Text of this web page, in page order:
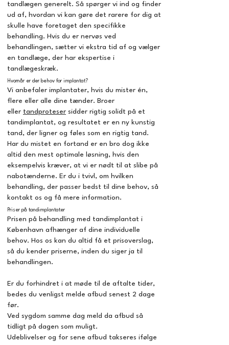
tandlægen generelt. Så spørger vi ind og finder
ud af, hvordan vi kan gøre det rarere for dig at
skulle have foretaget den specifikke
behandling. Hvis du er nervøs ved
behandlingen, sætter vi ekstra tid af og vælger
en tandlæge, der har ekspertise i
tandlægeskræk.
Hvornår er der behov for implantat?
Vi anbefaler implantater, hvis du mister én,
flere eller alle dine tænder. Broer
eller tandprotesersidder rigtig solidt på et
tandimplantat, og resultatet er en ny kunstig
tand, der ligner og føles som en rigtig tand.
Har du mistet en fortand er en bro dog ikke
altid den mest optimale løsning, hvis den
eksempelvis kræver, at vi er nødt til at slibe på
nabotænderne. Er du i tvivl, om hvilken
behandling, der passer bedst til dine behov, så
kontakt os og få mere information.
Priser på tandimplantater
Prisen på behandling med tandimplantat i
København afhænger af dine individuelle
behov. Hos os kan du altid få et prisoverslag,
så du kender priserne, inden du siger ja til
behandlingen.
Er du forhindret i at møde til de aftalte tider,
bedes du venligst melde afbud senest 2 dage
før.
Ved sygdom samme dag meld da afbud så
tidligt på dagen som muligt.
Udeblivelser og for sene afbud takseres ifølge